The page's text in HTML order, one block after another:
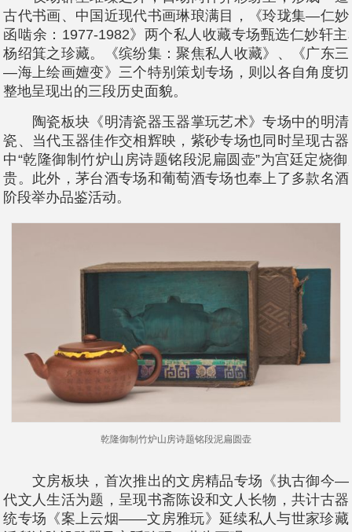
古代书画、中国近现代书画琳琅满目，《玲珑集—仁
函啮余：1977-1982》两个私人收藏专场甄选仁妙轩
杨绍箕之珍藏。《缤纷集：聚焦私人收藏》、《广东
—海上绘画嬗变》三个特别策划专场，则以各自角度
整地呈现出的三段历史面貌。
陶瓷板块《明清瓷器玉器掌玩艺术》专场中的明清
瓷、当代玉器佳作交相辉映，紫砂专场也同时呈现古
中“乾隆御制竹炉山房诗题铭段泥扁圆壶”为宫廷定烧
贵。此外，茅台酒专场和葡萄酒专场也奉上了多款名
阶段举办品鉴活动。
乾隆御制竹炉山房诗题铭段泥扁圆壶
文房板块，首次推出的文房精品专场《执古御今
代文人生活为题，呈现书斋陈设和文人长物，共计古
统专场《案上云烟——文房雅玩》延续私人与世家珍藏